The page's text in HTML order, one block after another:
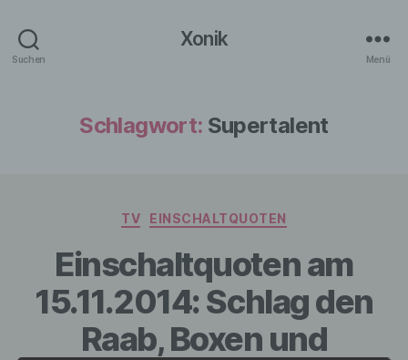
Suchen
Xonik
Menü
Schlagwort: Supertalent
Kategorien
TV EINSCHALTQUOTEN
Einschaltquoten am
15.11.2014: Schlag den
Raab, Boxen und